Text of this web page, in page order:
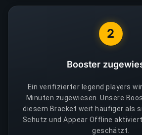
2
Booster
Ein verifizierter legend players
Minuten zugewiesen. Unsere
diesem Bracket weit häufiger als
Schutz und Appear Offline
geschätzt.